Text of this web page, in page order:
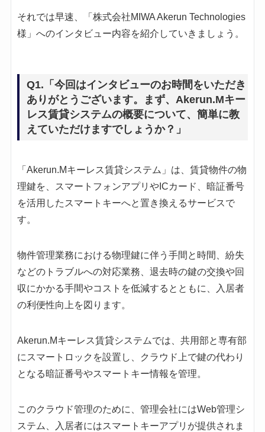
それでは早速、「株式会社MIWA Akerun Technologies
様」へのインタビュー内容を紹介していきましょう。
Q1.「今回はインタビューのお時間をいただき
ありがとうございます。まず、Akerun.Mキー
レス賃貸システムの概要について、簡単に教
えていただけますでしょうか？」
「Akerun.Mキーレス賃貸システム」は、賃貸物件の物
理鍵を、スマートフォンアプリやICカード、暗証番号
を活用したスマートキーへと置き換えるサービスで
す。
物件管理業務における物理鍵に伴う手間と時間、紛失
などのトラブルへの対応業務、退去時の鍵の交換や回
収にかかる手間やコストを低減するとともに、入居者
の利便性向上を図ります。
Akerun.Mキーレス賃貸システムでは、共用部と専有部
にスマートロックを設置し、クラウド上で鍵の代わり
となる暗証番号やスマートキー情報を管理。
このクラウド管理のために、管理会社にはWeb管理シ
ステム、入居者にはスマートキーアプリが提供されま